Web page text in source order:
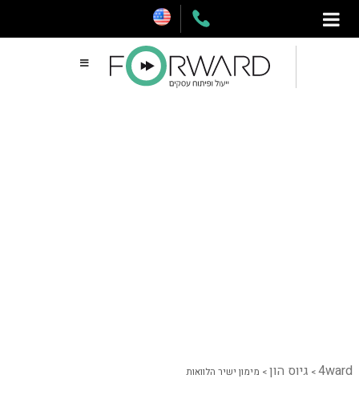
4ward
> גיוס הון> מימון ישיר הלוואות